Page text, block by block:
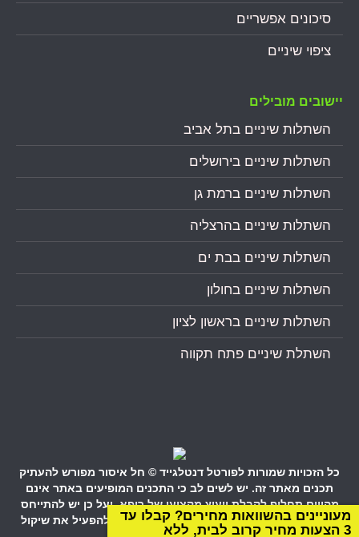
סיכונים אפשריים
ציפוי שיניים
יישובים מובילים
השתלות שיניים בתל אביב
השתלות שיניים בירושלים
השתלות שיניים ברמת גן
השתלות שיניים בהרצליה
השתלות שיניים בבת ים
השתלות שיניים בחולון
השתלות שיניים בראשון לציון
השתלת שיניים פתח תקווה
כל הזכויות שמורות לפורטל דנטלגייד © חל איסור מפורש להעתיק
תכנים מאתר זה. יש לשים לב כי התכנים המופיעים באתר אינם
מהווים תחליף לקבלת ייעוץ מקצועי של רופא, ועל כן יש להתייחס
בזהירות המתבקשת לכל הכתוב בדפי אתר זה ולהפעיל את שיקול
מעוניינים בהשוואות מחירים? קבלו עד
3 הצעות מחיר קרוב לבית, ללא